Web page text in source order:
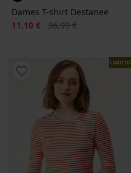
Dames T-shirt Destanee
Korting
11,10 € Oorspronkelijke prijs
36,99 €
LIMITED